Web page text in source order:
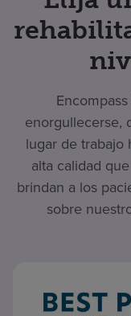
enorgullecerse,
lugar de trabajo
alta calidad
brindan a los
sobre